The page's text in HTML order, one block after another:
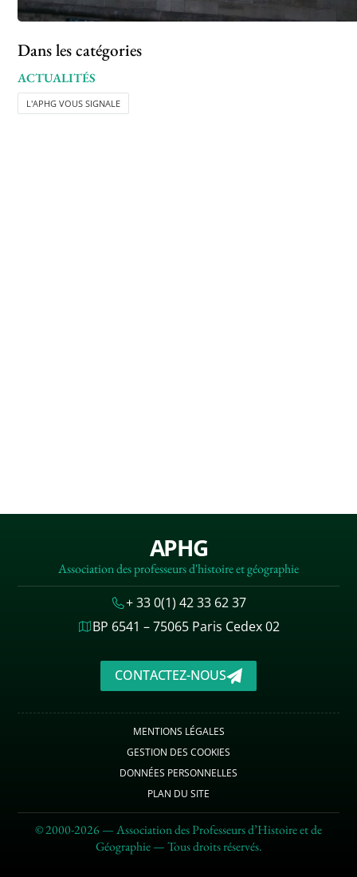
Dans les catégories
ACTUALITÉS
L'APHG VOUS SIGNALE
APHG
Association des professeurs d'histoire et géographie
+ 33 0(1) 42 33 62 37
BP 6541 – 75065 Paris Cedex 02
CONTACTEZ-NOUS
MENTIONS LÉGALES
GESTION DES COOKIES
DONNÉES PERSONNELLES
PLAN DU SITE
© 2000-2026 — Association des Professeurs d’Histoire et de
Géographie — Tous droits réservés.